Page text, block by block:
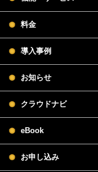
料金
導入事例
お知らせ
クラウドナビ
eBook
お申し込み